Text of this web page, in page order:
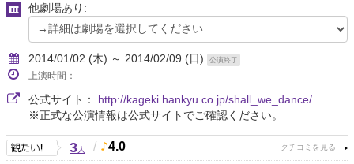
他劇場あり:
2014/01/02 (木) ～ 2014/02/09 (日) 公演終了
上演時間：
公式サイト： http://kageki.hankyu.co.jp/shall_we_dance/
※正式な公演情報は公式サイトでご確認ください。
3人 / 4.0